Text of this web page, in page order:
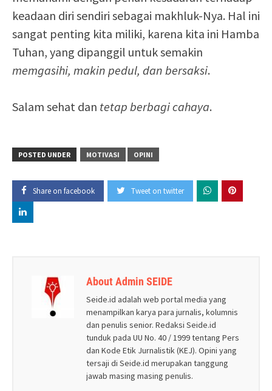
keadaan diri sendiri sebagai makhluk-Nya. Hal ini
sangat penting kita miliki, karena kita ini Hamba
Tuhan, yang dipanggil untuk semakin
memgasihi, makin pedul, dan bersaksi.
Salam sehat dan tetap berbagi cahaya.
POSTED UNDER MOTIVASI OPINI
Share on facebook Tweet on twitter
About Admin SEIDE
Seide.id adalah web portal media yang
menampilkan karya para jurnalis, kolumnis
dan penulis senior. Redaksi Seide.id
tunduk pada UU No. 40 / 1999 tentang Pers
dan Kode Etik Jurnalistik (KEJ). Opini yang
tersaji di Seide.id merupakan tanggung
jawab masing masing penulis.